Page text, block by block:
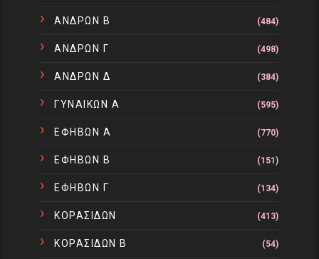
ΑΝΔΡΩΝ Β (484)
ΑΝΔΡΩΝ Γ (498)
ΑΝΔΡΩΝ Δ (384)
ΓΥΝΑΙΚΩΝ Α (595)
ΕΦΗΒΩΝ Α (770)
ΕΦΗΒΩΝ Β (151)
ΕΦΗΒΩΝ Γ (134)
ΚΟΡΑΣΙΔΩΝ (413)
ΚΟΡΑΣΙΔΩΝ Β (54)